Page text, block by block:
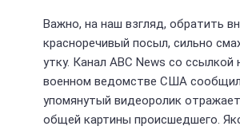
Важно, на наш взгляд, обратить
красноречивый посыл, сильно
утку. Канал ABC News со ссылкой
военном ведомстве США
упомянутый видеоролик
общей картины происшедшего.